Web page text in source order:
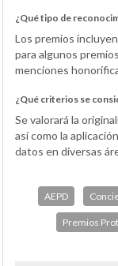
¿Qué tipo de
Los premios
para algunos
menciones
¿Qué criterios se
Se valorará la
así como la
datos en diversas
AEPD
Premios